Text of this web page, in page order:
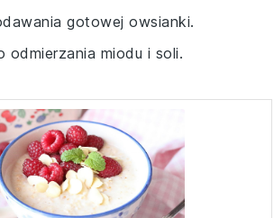
gotowej owsianki.
odmierzania miodu i soli.